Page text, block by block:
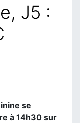
J5 :
se
à 14h30 sur